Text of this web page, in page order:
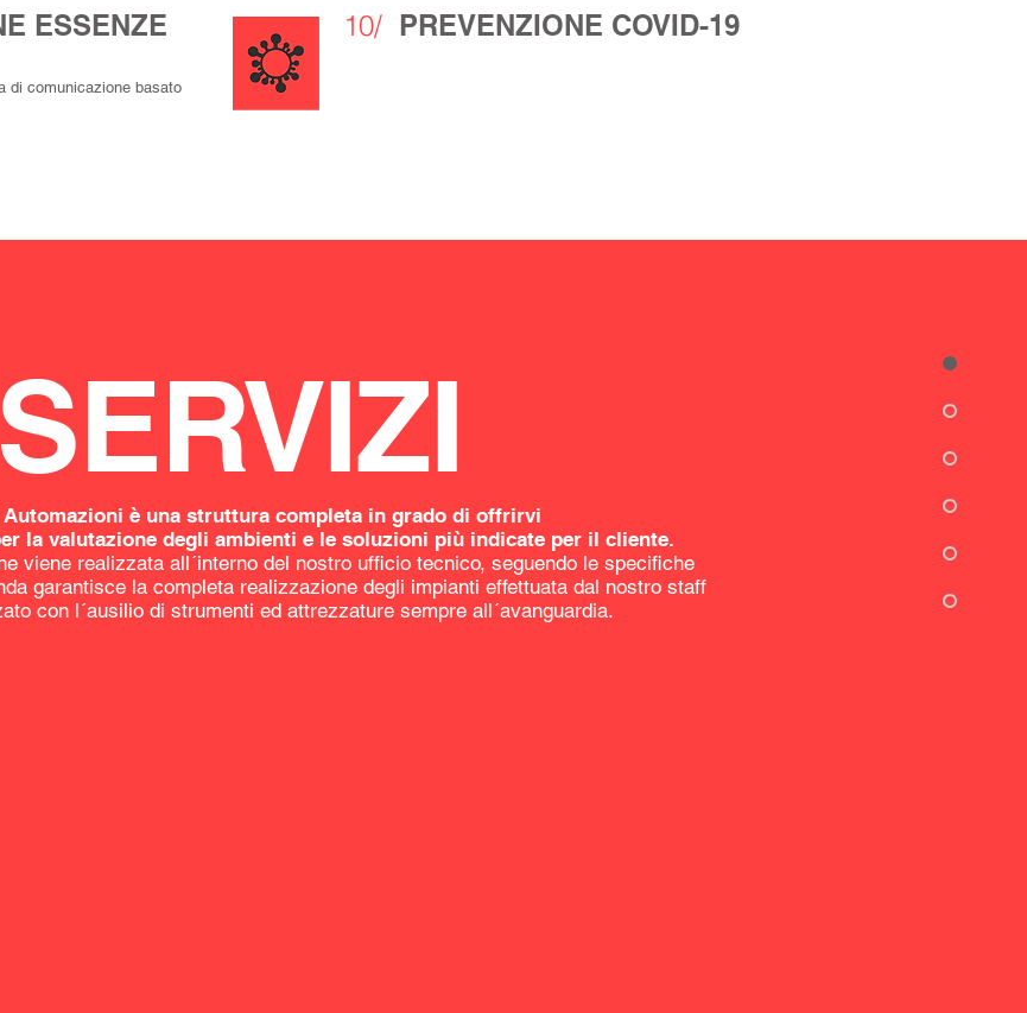
ESSENZE
di comunicazione basato
10/ PREVENZIONE COVID-19
SERVIZI
Automazioni è una struttura completa in grado di offrirvi
la valutazione degli ambienti e le soluzioni più indicate per il cliente.
viene realizzata all´interno del nostro ufficio tecnico, seguendo le specifiche
garantisce la completa realizzazione degli impianti effettuata dal nostro staff
con l´ausilio di strumenti ed attrezzature sempre all´avanguardia.